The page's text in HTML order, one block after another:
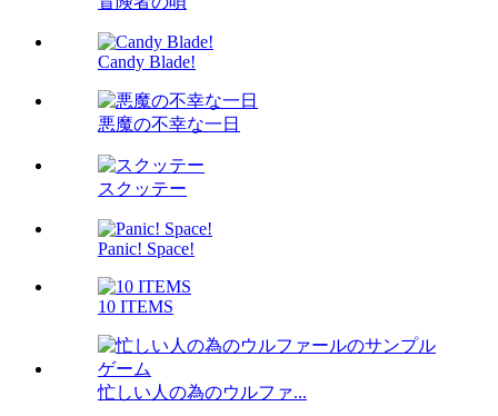
Candy Blade!
悪魔の不幸な一日
スクッテー
Panic! Space!
10 ITEMS
忙しい人の為のウルファ...